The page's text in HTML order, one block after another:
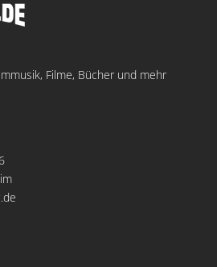
Filme, Bücher und mehr